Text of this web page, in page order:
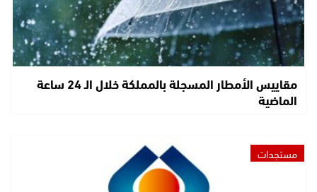
مقاييس الأمطار المسجلة بالمملكة خلال الـ 24 ساعة
الماضية
مستجدات